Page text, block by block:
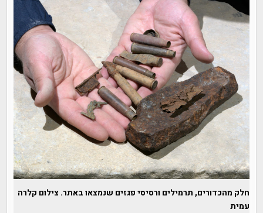
חלק מהכדורים, תרמילים ורסיסי פגזים שנמצאו באתר. צילום קלרה
עמית